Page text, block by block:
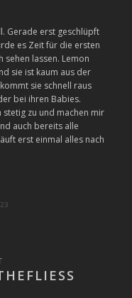
Gerade erst geschlüpft
es Zeit für die ersten
lassen. Lemon
sie ist kaum aus der
sie schnell raus
bei ihren Babies.
stetig zu und machen mir
auch bereits alle
erst einmal alles nach